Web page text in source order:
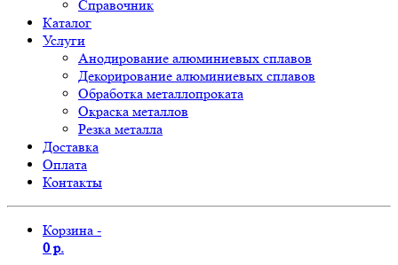
Справочник
Каталог
Услуги
Анодирование алюминиевых сплавов
Декорирование алюминиевых сплавов
Обработка металлопроката
Окраска металлов
Резка металла
Доставка
Оплата
Контакты
Корзина -
0 р.